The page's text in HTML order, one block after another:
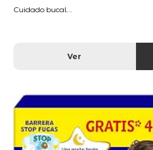
Cuidado bucal...
Ver